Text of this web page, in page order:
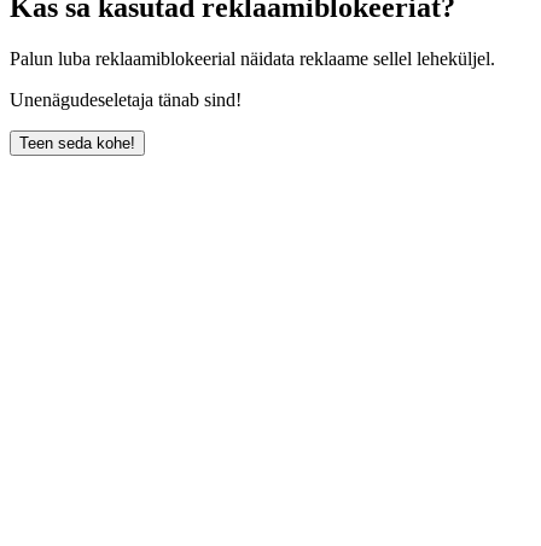
Kas sa kasutad reklaamiblokeeriat?
Palun luba reklaamiblokeerial näidata reklaame sellel leheküljel.
Unenägudeseletaja tänab sind!
Teen seda kohe!